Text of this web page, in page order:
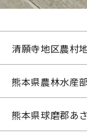
清願寺地区農村
熊本県農林水産
熊本県球磨郡あ